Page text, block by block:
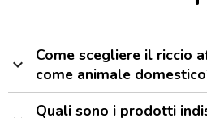
expand_more
Come scegliere il riccio
come animale
Quali sono i prodotti